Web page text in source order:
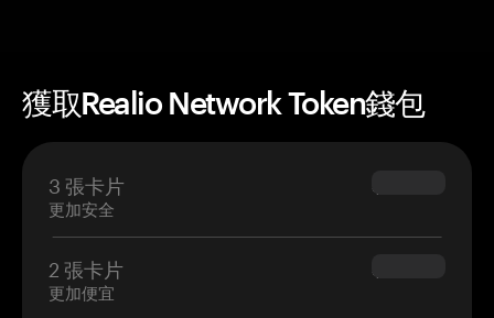
獲取Realio Network Token錢包
3 張卡片
更加安全
$69.90
2 張卡片
更加便宜
$54.90